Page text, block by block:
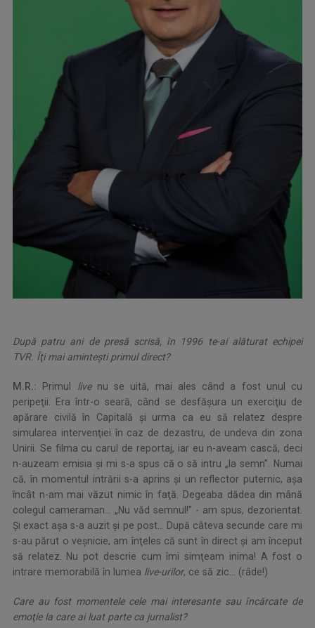
După patru ani de presă scrisă, în 1996 te-ai alăturat echipei
TVR. Îţi mai aminteşti primul direct?
M.R.: Primul livenu se uită, mai ales când a fost unul cu
peripeţii. Era într-o seară, când se desfăşura un exerciţiu de
apărare civilă în Capitală şi urma ca eu să relatez despre
simularea intervenţiei în caz de dezastru, de undeva din zona
Unirii. Se filma cu carul de reportaj, iar eu n-aveam cască, deci
n-auzeam emisia şi mi s-a spus că o să intru „la semn". Numai
că, în momentul intrării s-a aprins şi un reflector puternic, aşa
încât n-am mai văzut nimic în faţă. Degeaba dădea din mână
colegul cameraman... „Nu văd semnul!" - am spus, dezorientat.
Şi exact aşa s-a auzit şi pe post... După câteva secunde care mi
s-au părut o veşnicie, am înţeles că sunt în direct şi am început
să relatez. Nu pot descrie cum îmi simţeam inima! A fost o
intrare memorabilă în lumea live-urilor, ce să zic... (râde!)
Care au fost momentele cele mai interesante sau încărcate de
emoţie la care ai luat parte ca jurnalist?